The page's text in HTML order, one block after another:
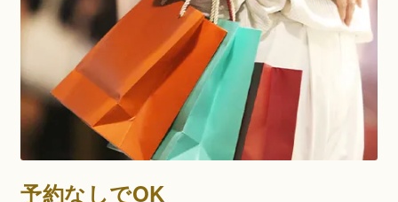
予約なしでOK